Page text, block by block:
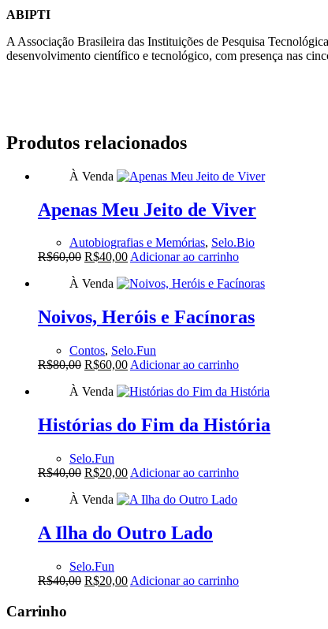
ABIPTI
A Associação Brasileira das Instituições de Pesquisa
desenvolvimento científico e tecnológico, com presença nas
Produtos relacionados
À Venda
Apenas Meu Jeito de Viver
Autobiografias e Memórias, Selo.Bio
R$60,00 O
original
R$60,00.
R$40,00O
atual
R$40,00.
Adicionar ao carrinho
À Venda
Noivos, Heróis e Facínoras
Contos, Selo.Fun
R$80,00 O
original
R$80,00.
R$60,00O
atual
R$60,00.
Adicionar ao carrinho
À Venda
Histórias do Fim da História
Selo.Fun
R$40,00 O
original
R$40,00.
R$20,00O
atual
R$20,00.
Adicionar ao carrinho
À Venda
A Ilha do Outro Lado
Selo.Fun
R$40,00 O
R$20,00OAdicionar ao carrinho
Carrinho